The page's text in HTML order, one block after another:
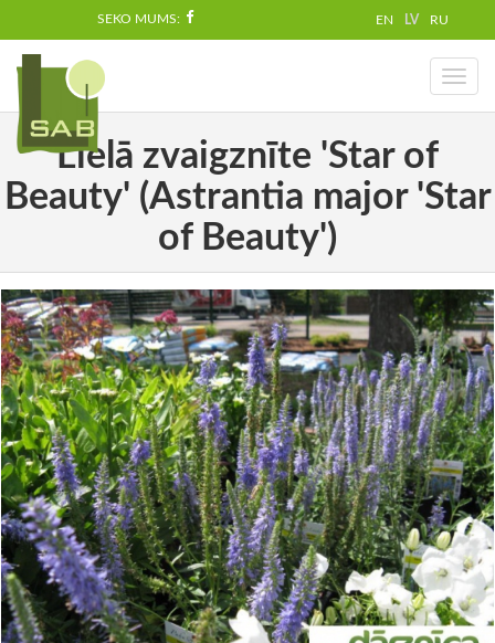
SEKO MUMS: EN LV RU
Toggle
Lielā zvaigznīte 'Star of
Beauty' (Astrantia major 'Star
of Beauty')